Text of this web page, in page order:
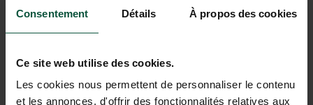
Consentement Détails À propos des cookies
Ce site web utilise des cookies.
Les cookies nous permettent de personnaliser le contenu
et les annonces, d'offrir des fonctionnalités relatives aux